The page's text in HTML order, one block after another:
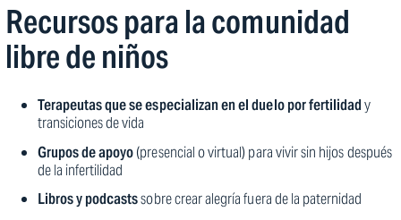
Recursos para la comunidad
libre de niños
Terapeutas que se especializan en el duelo por fertilidady
transiciones de vida
Grupos de apoyo(presencial o virtual) para vivir sin hijos después
de la infertilidad
Libros y podcastssobre crear alegría fuera de la paternidad